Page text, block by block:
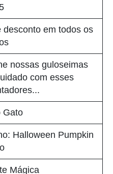
desconto em todos os
nossas guloseimas
com esses
Gato
Halloween Pumpkin
Mágica